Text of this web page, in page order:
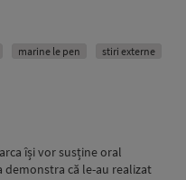
marine le pen stiri externe
își vor susține oral
demonstra că le-au realizat